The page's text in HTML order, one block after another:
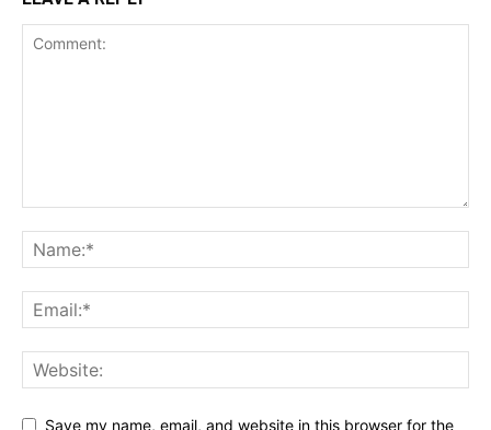
Save my name, email, and website in this browser for the